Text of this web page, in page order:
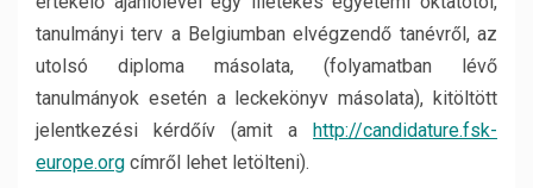
tanulmányi terv a Belgiumban elvégzendő tanévről, az
utolsó diploma másolata, (folyamatban lévő
tanulmányok esetén a leckekönyv másolata), kitöltött
jelentkezési kérdőív (amit a
http://candidature.fsk-
europe.org címről lehet letölteni).